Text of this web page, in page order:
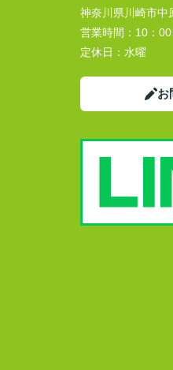
神奈川県川崎市中
営業時間： 10：
定休日： 水曜
お